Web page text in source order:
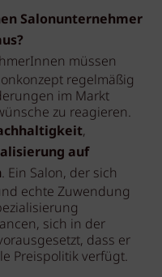
Salonunternehmer
müssen
regelmäßig
im Markt
zu reagieren.
,
auf
. Ein Salon, der sich
echte Zuwendung
sich in der
dass er
Preispolitik verfügt.